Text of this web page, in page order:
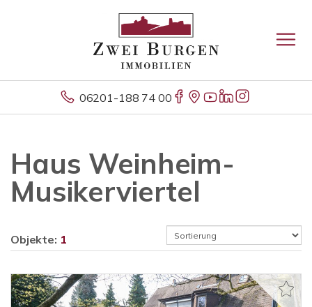
06201-188 74 00
Haus Weinheim-
Musikerviertel
Objekte: 1